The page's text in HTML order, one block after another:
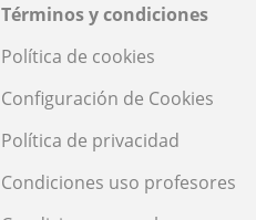
Términos y condiciones
Política de cookies
Configuración de Cookies
Política de privacidad
Condiciones uso profesores